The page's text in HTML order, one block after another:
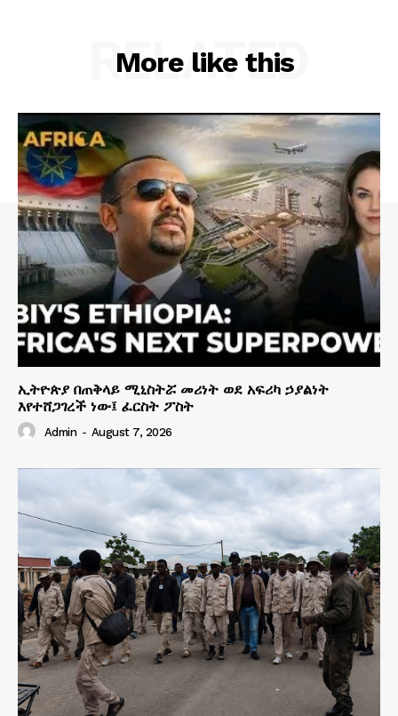
More like this
RELATED
ኢትዮጵያ በጠቅላይ ሚኒስትሯ መሪነት ወደ አፍሪካ ኃያልነት
እየተሸጋገረች ነው፤ ፈርስት ፖስት
Admin - August 7, 2026